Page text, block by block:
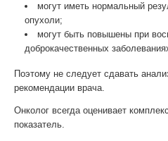
могут иметь нормальный
опухоли;
могут быть повышены при
доброкачественных
Поэтому не следует сдавать
рекомендации врача.
Онколог всегда оценивает
показатель.